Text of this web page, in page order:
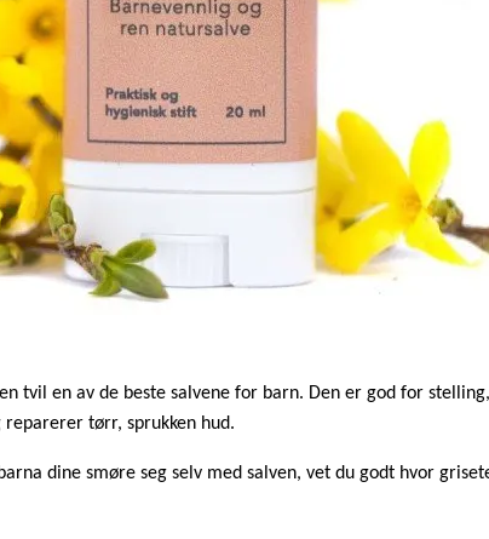
tvil en av de beste salvene for barn. Den er god for
reparerer tørr, sprukken hud.
dine smøre seg selv med salven, vet du godt hvor